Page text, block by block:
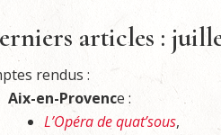
articles :
rendus :
Aix-en-Provence :
L’Opéra de quat’sous,